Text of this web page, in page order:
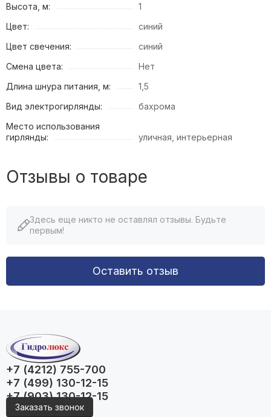
Высота, м:
1
Цвет:
синий
Цвет свечения:
синий
Смена цвета:
Нет
Длина шнура питания, м:
1,5
Вид электрогирлянды:
бахрома
Место использования
гирлянды:
уличная, интерьерная
Отзывы о товаре
Здесь еще никто не оставлял отзывы. Будьте
первым!
Оставить отзыв
+7 (4212) 755-700
+7 (499) 130-12-15
+7 (903) 130-12-15
Заказать звонок